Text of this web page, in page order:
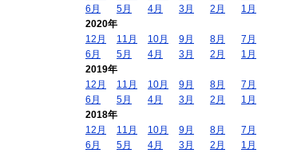
6月
5月 4月 3月 2月
1月
2020年
12月
11月 10月 9月 8月
7月
6月
5月 4月 3月 2月
1月
2019年
12月
11月 10月 9月 8月
7月
6月
5月 4月 3月 2月
1月
2018年
12月
11月 10月 9月 8月
7月
6月
5月 4月 3月 2月
1月